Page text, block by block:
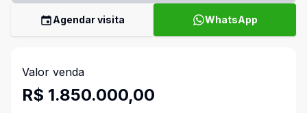
Agendar visita WhatsApp
Valor venda
R$ 1.850.000,00